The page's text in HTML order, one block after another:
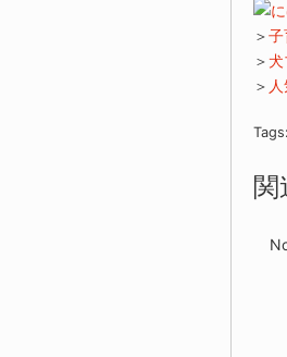
＞子
＞犬
＞
Tags:
関